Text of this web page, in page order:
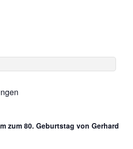
zum 80. Geburtstag von Gerhard